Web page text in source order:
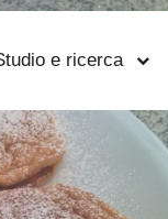
e ricerca